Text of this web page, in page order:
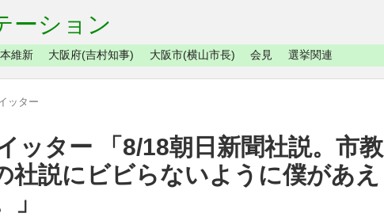
ーション
維新 大阪府(吉村知事) 大阪市(横山市長) 会見 選挙関連
ッター
ッター 「8/18朝日新聞社説。市教
社説にビビらないように僕があえ